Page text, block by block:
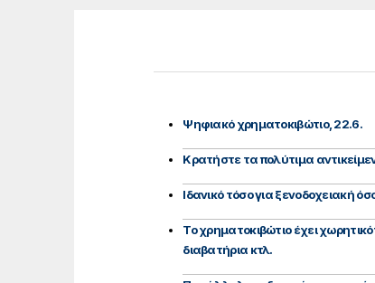
Ψηφιακό χρηματοκιβώτιο, 22.6.
Κρατήστε τα πολύτιμα
Ιδανικό τόσο για ξενοδοχειακή
Το χρηματοκιβώτιο έχει
διαβατήρια κτλ.